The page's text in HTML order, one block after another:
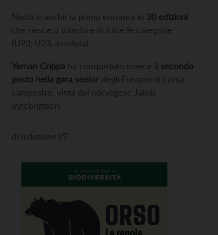
Nadia è anche la prima europea in 30 edizioni
che riesce a trionfare in tutte le categorie
(U20, U23, assoluta).
Yeman Crippa ha conquistato invece il secondo
posto nella gara senior degli Europei di corsa
campestre, vinta dal norvegese Jakob
Ingebrigtsen.
di redazione VT